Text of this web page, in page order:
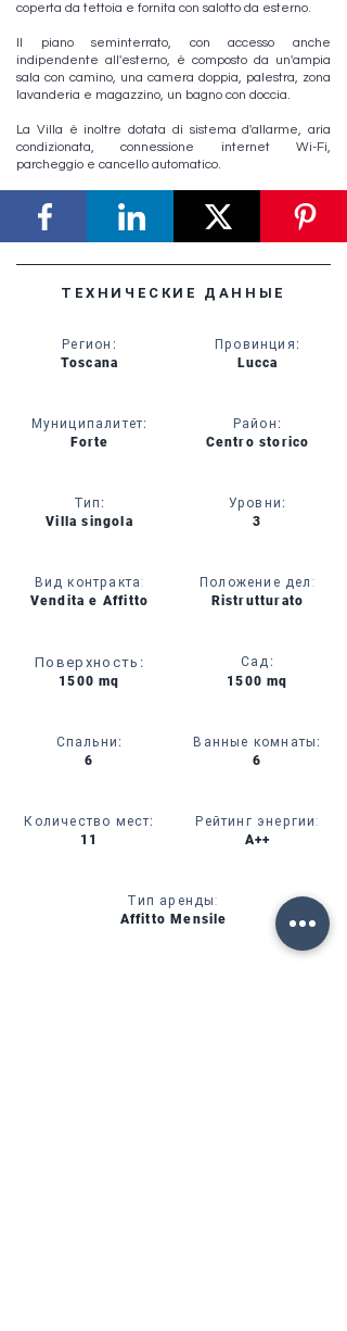
coperta da tettoia e fornita con salotto da esterno.
Il piano seminterrato, con accesso anche
indipendente all'esterno, è composto da un'ampia
sala con camino, una camera doppia, palestra, zona
lavanderia e magazzino, un bagno con doccia.
La Villa è inoltre dotata di sistema d'allarme, aria
condizionata, connessione internet Wi-Fi,
parcheggio e cancello automatico.
ТЕХНИЧЕСКИЕ ДАННЫЕ
Регион :
Toscana
Муниципалитет:
Forte
Тип:
Villa singola
Вид контракта:
Vendita e Affitto
Поверхность :
1500 mq
Спальни:
6
Количество мест:
11
Провинция:
Lucca
Район:
Centro storico
Уровни:
3
Положение дел:
Ristrutturato
Сад:
1500 mq
Ванные комнаты:
6
Рейтинг энергии:
A++
Тип аренды:
Affitto Mensile